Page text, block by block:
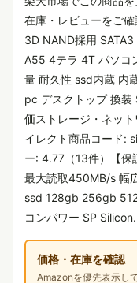
在庫・レビューをご
3D NAND採用
A55 4テラ 4T パソコ
量 耐久性 ssd内蔵 内
pc デスクトップ 換
価ストレージ・ネッ
イレクト商品コード:
ー: 4.77（13件）【
最大読取450MB/s 幅
ssd 128gb 256gb
コンパワー SP
価格・在庫を確認
Amazonを優先表示し